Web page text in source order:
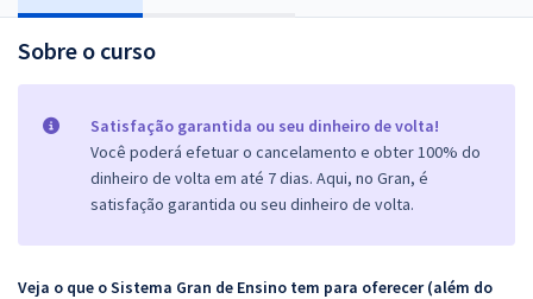
Sobre o curso
Satisfação garantida ou seu dinheiro de volta!
Você poderá efetuar o cancelamento e obter 100% do
dinheiro de volta em até 7 dias. Aqui, no Gran, é
satisfação garantida ou seu dinheiro de volta.
Veja o que o Sistema Gran de Ensino tem para oferecer (além do